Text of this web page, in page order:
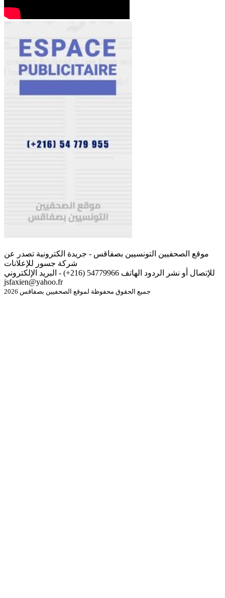
موقع الصحفيين التونسيين بصفاقس - جريدة الكترونية تصدر عن
شركة جسور للإعلانات
للإتصال أو نشر الردود الهاتف 54779966 (216+) - البريد الإلكتروني
jsfaxien@yahoo.fr
جميع الحقوق محفوظة لموقع الصحفيين بصفاقس 2026